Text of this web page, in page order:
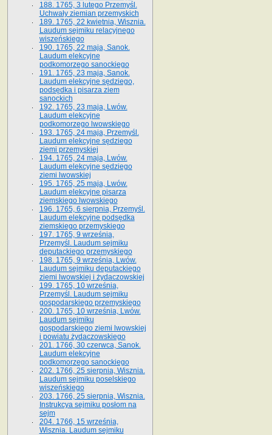
188. 1765, 3 lutego Przemyśl.
Uchwały ziemian przemyskich
189. 1765, 22 kwietnia, Wisznia.
Laudum sejmiku relacyjnego
wiszeńskiego
190. 1765, 22 maja, Sanok.
Laudum elekcyjne
podkomorzego sanockiego
191. 1765, 23 maja, Sanok.
Laudum elekcyjne sędziego,
podsędka i pisarza ziem
sanockich
192. 1765, 23 maja, Lwów.
Laudum elekcyjne
podkomorzego lwowskiego
193. 1765, 24 maja, Przemyśl.
Laudum elekcyjne sędziego
ziemi przemyskiej
194. 1765, 24 maja, Lwów.
Laudum elekcyjne sędziego
ziemi lwowskiej
195. 1765, 25 maja, Lwów.
Laudum elekcyjne pisarza
ziemskiego lwowskiego
196. 1765, 6 sierpnia, Przemyśl.
Laudum elekcyjne podsędka
ziemskiego przemyskiego
197. 1765, 9 września,
Przemyśl. Laudum sejmiku
deputackiego przemyskiego
198. 1765, 9 września, Lwów.
Laudum sejmiku deputackiego
ziemi lwowskiej i żydaczowskiej
199. 1765, 10 września,
Przemyśl. Laudum sejmiku
gospodarskiego przemyskiego
200. 1765, 10 września, Lwów.
Laudum sejmiku
gospodarskiego ziemi lwowskiej
i powiatu żydaczowskiego
201. 1766, 30 czerwca, Sanok.
Laudum elekcyjne
podkomorzego sanockiego
202. 1766, 25 sierpnia, Wisznia.
Laudum sejmiku poselskiego
wiszeńskiego
203. 1766, 25 sierpnia, Wisznia.
Instrukcya sejmiku posłom na
sejm
204. 1766, 15 września,
Wisznia. Laudum sejmiku